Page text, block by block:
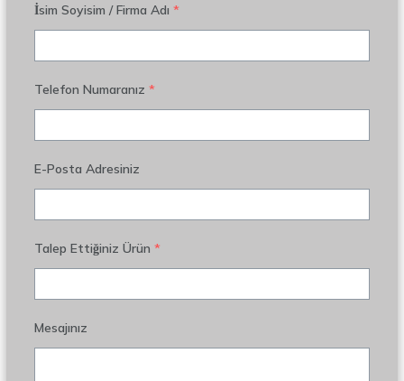
İsim Soyisim / Firma Adı *
Telefon Numaranız *
E-Posta Adresiniz
Talep Ettiğiniz Ürün *
Mesajınız